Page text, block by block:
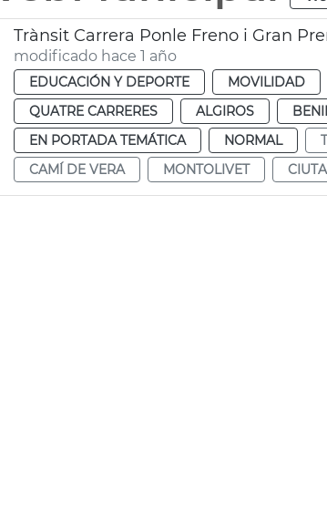
Trànsit Carrera Ponle Freno i Gran
modificado hace 1 año
EDUCACIÓN Y DEPORTE MOVILIDAD
QUATRE CARRERES
ALGIROS
EN PORTADA TEMÁTICA
NORMAL
CAMÍ DE VERA
MONTOLIVET